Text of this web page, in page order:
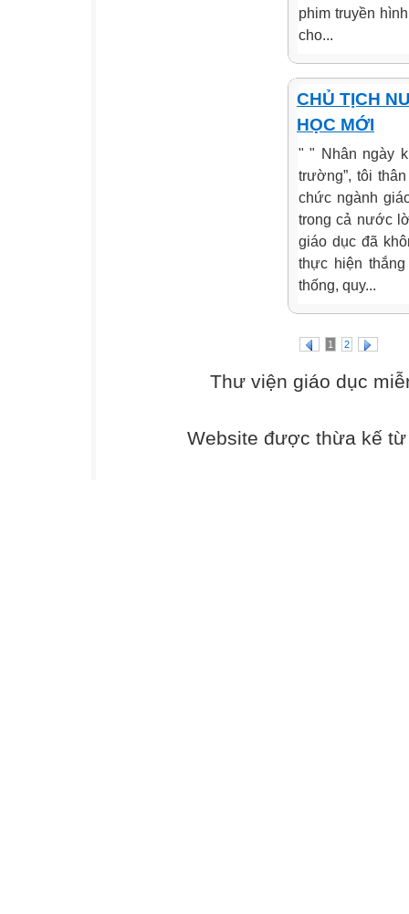
phim truyền
cho...
CHỦ TỊCH
HỌC MỚI
" " Nhân ngày
trường”, tôi
chức ngành
trong cả nước
giáo dục đã
thực hiện
thống, quy...
1 2
Thư viện giáo dục
Website được thừa kế